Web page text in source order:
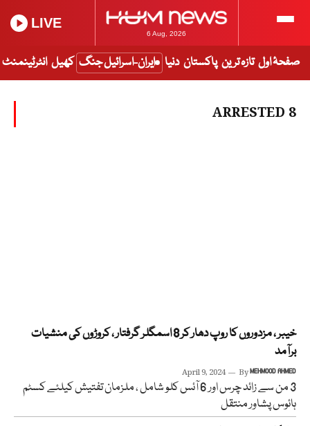
6 Aug, 2026
LIVE
صفحۂ اول تازہ ترین پاکستان دنیا ایران-اسرائیل جنگ کھیل انٹرٹینمنٹ
8 ARRESTED
خیبر ، مزدوروں کا روپ دھار کر 8 اسمگلر گرفتار ، کروڑوں کی منشیات
برآمد
April 9, 2024 ByMEHMOOD AHMED
3 من سے زائد چرس اور 6 آئس کلو شامل ، ملزمان تفتیش کیلئے کسٹم
ہائوس پشاور منتقل